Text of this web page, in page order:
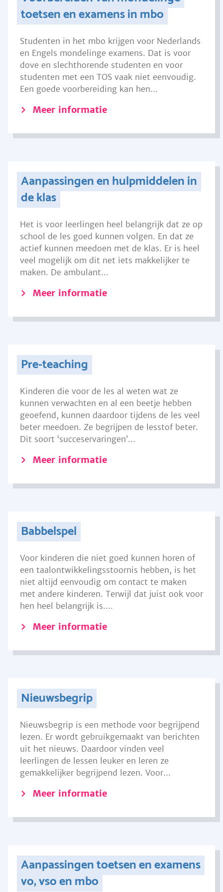
toetsen en examens in mbo
Studenten in het mbo krijgen voor Nederlands
en Engels mondelinge examens. Dat is voor
dove en slechthorende studenten en voor
studenten met een TOS vaak niet eenvoudig.
Een goede voorbereiding kan hen...
Meer informatie
Aanpassingen en hulpmiddelen in
de klas
Het is voor leerlingen heel belangrijk dat ze op
school de les goed kunnen volgen. En dat ze
actief kunnen meedoen met de klas. Er is heel
veel mogelijk om dit net iets makkelijker te
maken. De ambulant...
Meer informatie
Pre-teaching
Kinderen die voor de les al weten wat ze
kunnen verwachten en al een beetje hebben
geoefend, kunnen daardoor tijdens de les veel
beter meedoen. Ze begrijpen de lesstof beter.
Dit soort ‘succeservaringen’...
Meer informatie
Babbelspel
Voor kinderen die niet goed kunnen horen of
een taalontwikkelingsstoornis hebben, is het
niet altijd eenvoudig om contact te maken
met andere kinderen. Terwijl dat juist ook voor
hen heel belangrijk is....
Meer informatie
Nieuwsbegrip
Nieuwsbegrip is een methode voor begrijpend
lezen. Er wordt gebruikgemaakt van berichten
uit het nieuws. Daardoor vinden veel
leerlingen de lessen leuker en leren ze
gemakkelijker begrijpend lezen. Voor...
Meer informatie
Aanpassingen toetsen en examens
vo, vso en mbo